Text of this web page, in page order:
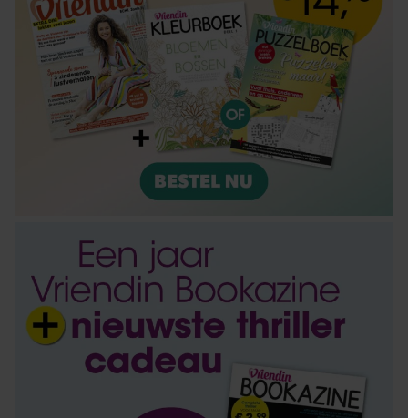
informatie die u aan ze heeft verstrekt of die ze hebben
verzameld op basis van uw gebruik van hun services. U
gaat akkoord met onze cookies als u onze website blijft
gebruiken.